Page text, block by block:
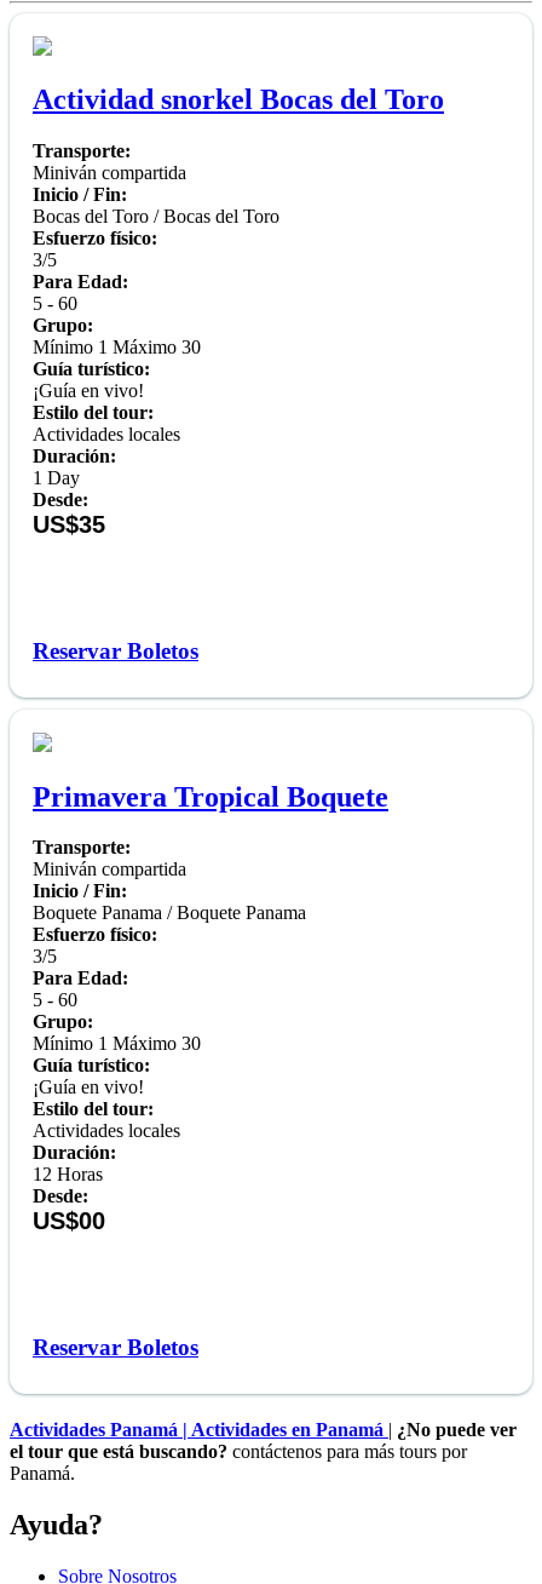
Actividad snorkel Bocas del Toro
Transporte:
Miniván compartida
Inicio / Fin:
Bocas del Toro / Bocas del Toro
Esfuerzo físico:
3/5
Para Edad:
5 - 60
Grupo:
Mínimo 1 Máximo 30
Guía turístico:
¡Guía en vivo!
Estilo del tour:
Actividades locales
Duración:
1 Day
Desde:
US$35
Reservar Boletos
Primavera Tropical Boquete
Transporte:
Miniván compartida
Inicio / Fin:
Boquete Panama / Boquete Panama
Esfuerzo físico:
3/5
Para Edad:
5 - 60
Grupo:
Mínimo 1 Máximo 30
Guía turístico:
¡Guía en vivo!
Estilo del tour:
Actividades locales
Duración:
12 Horas
Desde:
US$00
Reservar Boletos
Actividades Panamá | Actividades en Panamá | ¿No puede ver
el tour que está buscando? contáctenos para más tours por
Panamá.
Ayuda?
Sobre Nosotros